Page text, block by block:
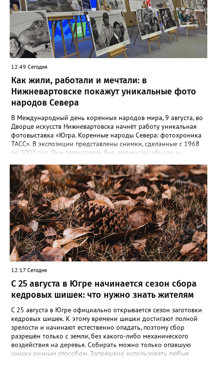
12:49 Сегодня
Как жили, работали и мечтали: в
Нижневартовске покажут уникальные фото
народов Севера
В Международный день коренных народов мира, 9 августа, во
Дворце искусств Нижневартовска начнёт работу уникальная
фотовыставка «Югра. Коренные народы Севера: фотохроника
ТАСС». В экспозиции представлены снимки, сделанные с 1968
по 2002 год. Они запечатлели быт, промыслы, обычаи и
внесли вклад в развитие региона. Гости увидят кадры,
отражающие жизнь северян — от повседневного труда до
праздников. Особую ценность представляют авторские
подписи к снимкам, которые сохраняют историческую
достоверность и передают дух эпохи. Торжественное открытие
— 9 августа в 12:00. Выставка доступна до 31 августа.
12:17 Сегодня
С 25 августа в Югре начинается сезон сбора
кедровых шишек: что нужно знать жителям
С 25 августа в Югре официально открывается сезон заготовки
кедровых шишек. К этому времени шишки достигают полной
зрелости и начинают естественно опадать, поэтому сбор
разрешён только с земли, без какого-либо механического
воздействия на деревья. Собирать можно только опавшую
шишку ручным способом. Запрещено использовать любые